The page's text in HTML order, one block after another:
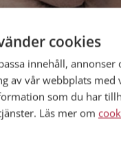
cookies
innehåll,
av vår webbplats med
som du har
Läs mer om